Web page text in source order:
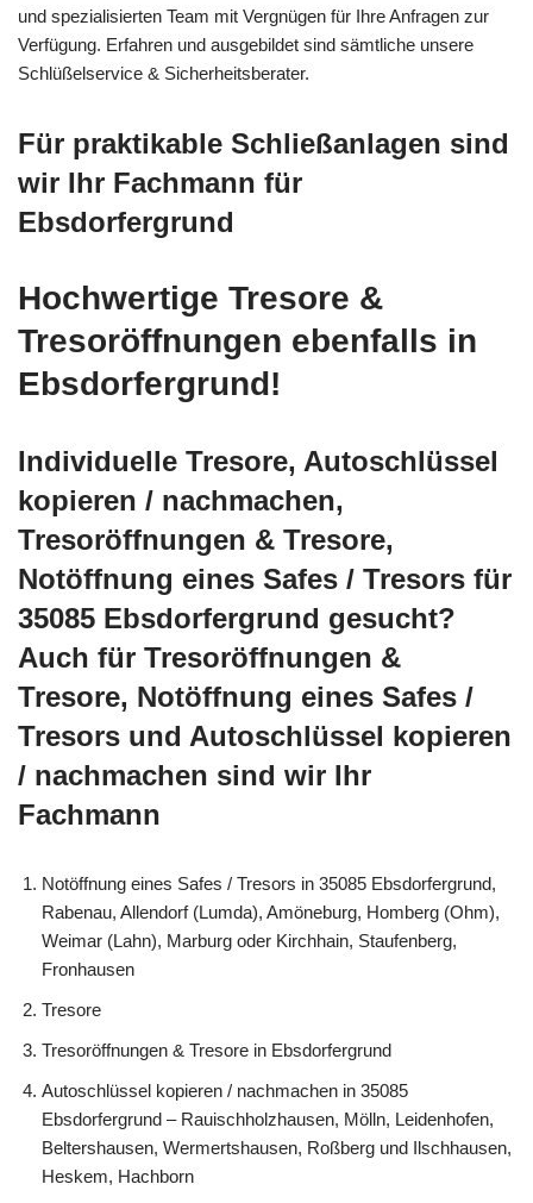
und spezialisierten Team mit Vergnügen für Ihre Anfragen zur
Verfügung. Erfahren und ausgebildet sind sämtliche unsere
Schlüßelservice & Sicherheitsberater.
Für praktikable Schließanlagen sind
wir Ihr Fachmann für
Ebsdorfergrund
Hochwertige Tresore &
Tresoröffnungen ebenfalls in
Ebsdorfergrund!
Individuelle Tresore, Autoschlüssel
kopieren / nachmachen,
Tresoröffnungen & Tresore,
Notöffnung eines Safes / Tresors für
35085 Ebsdorfergrund gesucht?
Auch für Tresoröffnungen &
Tresore, Notöffnung eines Safes /
Tresors und Autoschlüssel kopieren
/ nachmachen sind wir Ihr
Fachmann
Notöffnung eines Safes / Tresors in 35085 Ebsdorfergrund,
Rabenau, Allendorf (Lumda), Amöneburg, Homberg (Ohm),
Weimar (Lahn), Marburg oder Kirchhain, Staufenberg,
Fronhausen
Tresore
Tresoröffnungen & Tresore in Ebsdorfergrund
Autoschlüssel kopieren / nachmachen in 35085
Ebsdorfergrund – Rauischholzhausen, Mölln, Leidenhofen,
Beltershausen, Wermertshausen, Roßberg und Ilschhausen,
Heskem, Hachborn